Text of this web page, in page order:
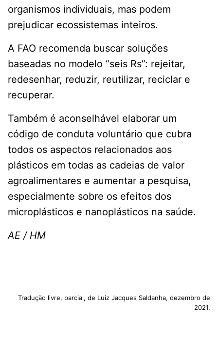
organismos individuais, mas podem
prejudicar ecossistemas inteiros.
A FAO recomenda buscar soluções
baseadas no modelo “seis Rs”: rejeitar,
redesenhar, reduzir, reutilizar, reciclar e
recuperar.
Também é aconselhável elaborar um
código de conduta voluntário que cubra
todos os aspectos relacionados aos
plásticos em todas as cadeias de valor
agroalimentares e aumentar a pesquisa,
especialmente sobre os efeitos dos
microplásticos e nanoplásticos na saúde.
AE / HM
Tradução livre, parcial, de Luiz Jacques Saldanha, dezembro de
2021.